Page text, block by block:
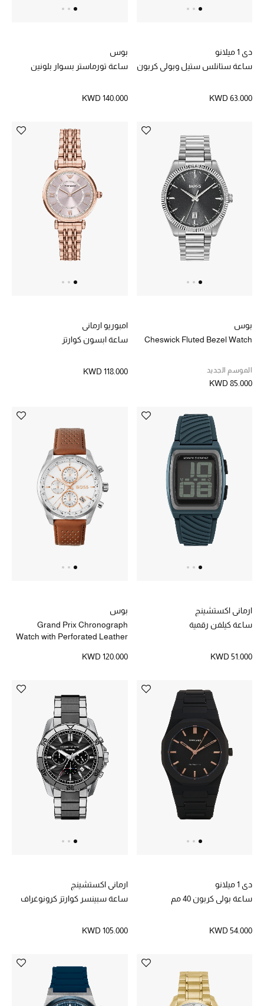
تسوقوا جميع الهدايا
هدايا حسب المرسل إليه
هدايا حسب المناسبة
الأطفال
المستلزمات المنزلية
تسوقوا الهدايا
مصممون جدد
حصريات
تعكس توتيمي فن الأناقة السهلة بقطع أساسية راقية
مصممة لتدوم وتتجاوز صيحات الموسم
دي 1 ميلانو
ساعة ستانلس ستيل وبولي كربون
KWD 63.000
بوس
ساعة تورماستر بسوار بلونين
KWD 140.000
بوس
Cheswick Fluted Bezel Watch
الموسم الجديد
KWD 85.000
امبوريو ارماني
ساعة ابسون كوارتز
KWD 118.000
ارماني اكستشينج
ساعة كيلفن رقمية
KWD 51.000
بوس
Grand Prix Chronograph
Watch with Perforated Leather
KWD 120.000
دي 1 ميلانو
ساعة بولي كربون 40 مم
KWD 54.000
ارماني اكستشينج
ساعة سبينسر كوارتز كرونوغراف
KWD 105.000